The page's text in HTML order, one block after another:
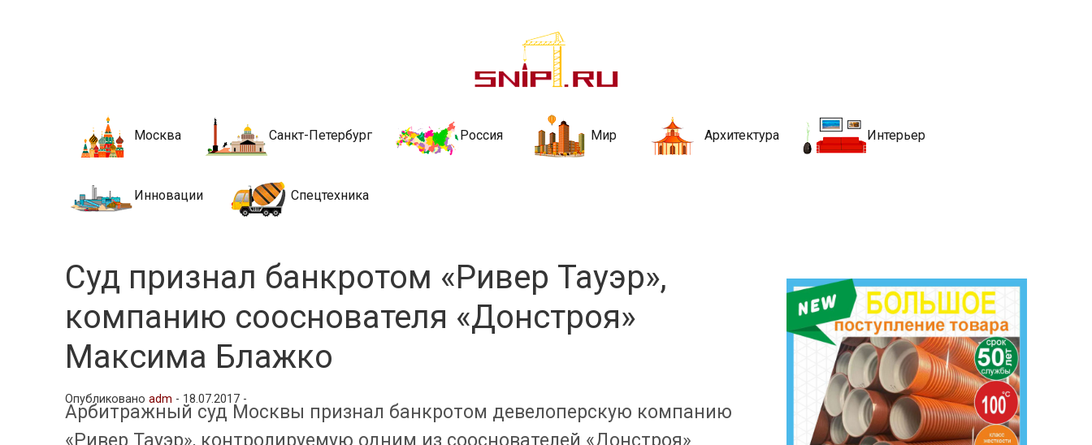
Новости строительства и недвижимости
стройкой рубрики
Москва Санкт-Петербург Россия Мир Архитектура Интерьер
Инновации Спецтехника
Суд признал банкротом «Ривер Тауэр»,
компанию сооснователя «Донстроя»
Максима Блажко
Опубликованоadm - 18.07.2017 -
Арбитражный суд Москвы признал банкротом девелоперскую компанию
«Ривер Тауэр», контролируемую одним из сооснователей «Донстроя»